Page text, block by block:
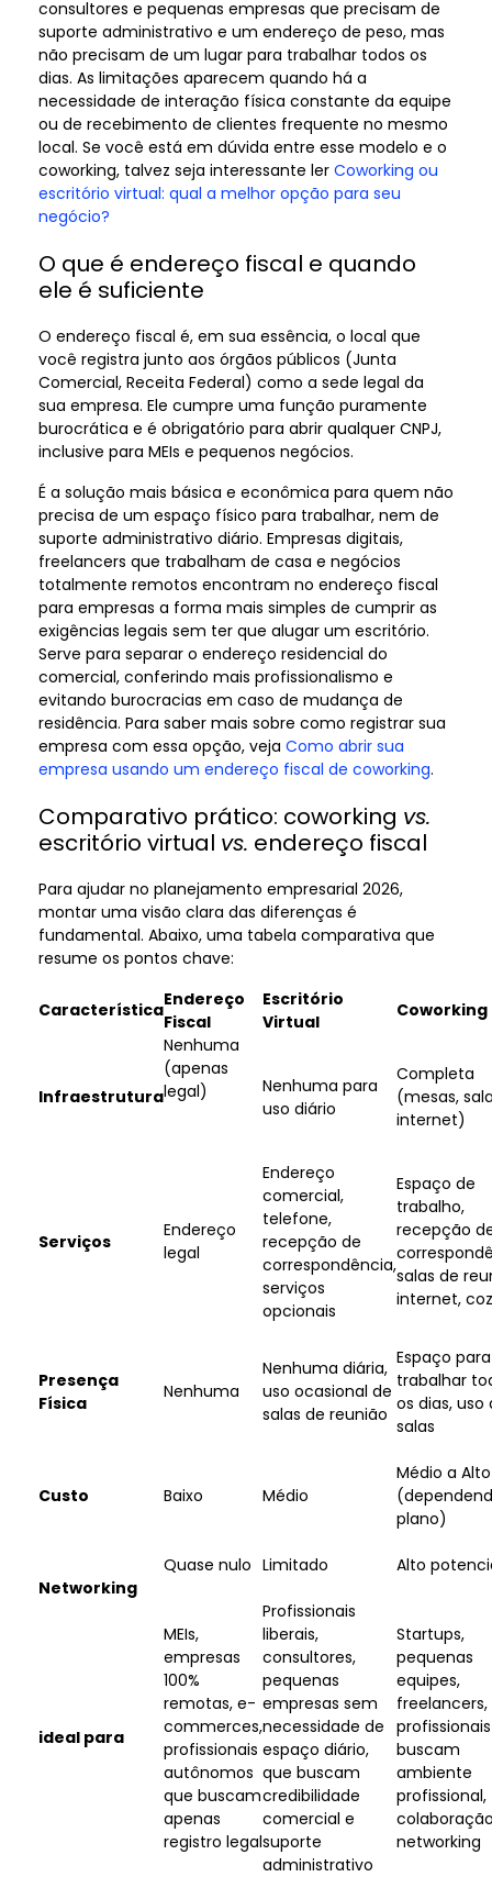
consultores e pequenas empresas que precisam de
suporte administrativo e um endereço de peso, mas
não precisam de um lugar para trabalhar todos os
dias. As limitações aparecem quando há a
necessidade de interação física constante da equipe
ou de recebimento de clientes frequente no mesmo
local. Se você está em dúvida entre esse modelo e o
coworking, talvez seja interessante ler Coworking ou
escritório virtual: qual a melhor opção para seu
negócio?
O que é endereço fiscal e quando
ele é suficiente
O endereço fiscal é, em sua essência, o local que
você registra junto aos órgãos públicos (Junta
Comercial, Receita Federal) como a sede legal da
sua empresa. Ele cumpre uma função puramente
burocrática e é obrigatório para abrir qualquer CNPJ,
inclusive para MEIs e pequenos negócios.
É a solução mais básica e econômica para quem não
precisa de um espaço físico para trabalhar, nem de
suporte administrativo diário. Empresas digitais,
freelancers que trabalham de casa e negócios
totalmente remotos encontram no endereço fiscal
para empresas a forma mais simples de cumprir as
exigências legais sem ter que alugar um escritório.
Serve para separar o endereço residencial do
comercial, conferindo mais profissionalismo e
evitando burocracias em caso de mudança de
residência. Para saber mais sobre como registrar sua
empresa com essa opção, veja Como abrir sua
empresa usando um endereço fiscal de coworking.
Comparativo prático: coworking vs.
escritório virtual vs. endereço fiscal
Para ajudar no planejamento empresarial 2026,
montar uma visão clara das diferenças é
fundamental. Abaixo, uma tabela comparativa que
resume os pontos chave:
CaracterísticaEndereço
Fiscal
Escritório
Virtual
Coworking
Infraestrutura
Nenhuma
(apenas
legal)
Nenhuma para
uso diário
Completa
(mesas,
internet)
Serviços
Endereço
legal
Endereço
comercial,
telefone,
recepção de
correspondência,
serviços
opcionais
Espaço de
trabalho,
recepção
salas de
internet,
Presença
Física
Nenhuma
Nenhuma diária,
uso ocasional de
salas de reunião
Espaço para
trabalhar
os dias, uso
salas
Custo Baixo Médio
Médio a Alto
plano)
Networking
Quase nulo Limitado Alto
ideal para
MEIs,
empresas
100%
remotas, e-
commerces,
profissionais
autônomos
que buscam
apenas
registro legal
Profissionais
liberais,
consultores,
pequenas
empresas sem
necessidade de
espaço diário,
que buscam
credibilidade
comercial e
suporte
administrativo
Startups,
pequenas
equipes,
freelancers,
buscam
ambiente
profissional,
networking